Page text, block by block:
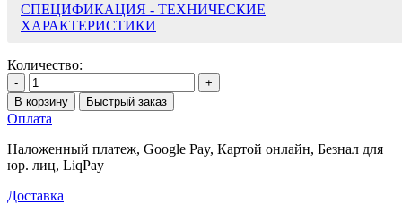
СПЕЦИФИКАЦИЯ - ТЕХНИЧЕСКИЕ
ХАРАКТЕРИСТИКИ
Количество:
-
+
В корзину
Быстрый заказ
Оплата
Наложенный платеж, Google Pay, Картой онлайн, Безнал для
юр. лиц, LiqPay
Доставка